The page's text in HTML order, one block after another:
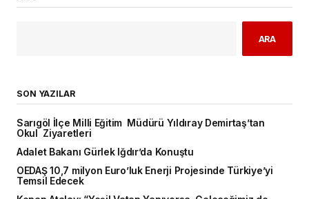
ARA
SON YAZILAR
Sarıgöl İlçe Milli Eğitim Müdürü Yıldıray Demirtaş’tan
Okul Ziyaretleri
Adalet Bakanı Gürlek Iğdır’da Konuştu
OEDAŞ 10,7 milyon Euro’luk Enerji Projesinde Türkiye’yi
Temsil Edecek